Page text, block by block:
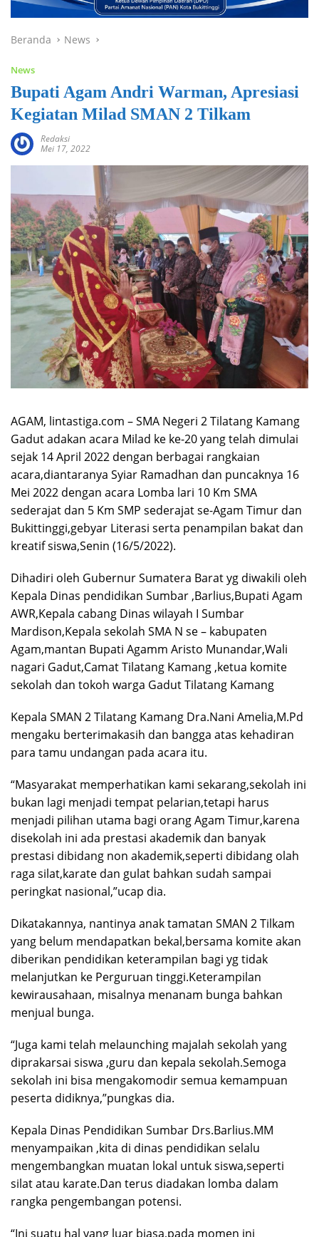
Beranda News
News
Bupati Agam Andri Warman, Apresiasi
Kegiatan Milad SMAN 2 Tilkam
Redaksi
Mei 17, 2022
AGAM, lintastiga.com – SMA Negeri 2 Tilatang Kamang
Gadut adakan acara Milad ke ke-20 yang telah dimulai
sejak 14 April 2022 dengan berbagai rangkaian
acara,diantaranya Syiar Ramadhan dan puncaknya 16
Mei 2022 dengan acara Lomba lari 10 Km SMA
sederajat dan 5 Km SMP sederajat se-Agam Timur dan
Bukittinggi,gebyar Literasi serta penampilan bakat dan
kreatif siswa,Senin (16/5/2022).
Dihadiri oleh Gubernur Sumatera Barat yg diwakili oleh
Kepala Dinas pendidikan Sumbar ,Barlius,Bupati Agam
AWR,Kepala cabang Dinas wilayah I Sumbar
Mardison,Kepala sekolah SMA N se – kabupaten
Agam,mantan Bupati Agamm Aristo Munandar,Wali
nagari Gadut,Camat Tilatang Kamang ,ketua komite
sekolah dan tokoh warga Gadut Tilatang Kamang
Kepala SMAN 2 Tilatang Kamang Dra.Nani Amelia,M.Pd
mengaku berterimakasih dan bangga atas kehadiran
para tamu undangan pada acara itu.
“Masyarakat memperhatikan kami sekarang,sekolah ini
bukan lagi menjadi tempat pelarian,tetapi harus
menjadi pilihan utama bagi orang Agam Timur,karena
disekolah ini ada prestasi akademik dan banyak
prestasi dibidang non akademik,seperti dibidang olah
raga silat,karate dan gulat bahkan sudah sampai
peringkat nasional,”ucap dia.
Dikatakannya, nantinya anak tamatan SMAN 2 Tilkam
yang belum mendapatkan bekal,bersama komite akan
diberikan pendidikan keterampilan bagi yg tidak
melanjutkan ke Perguruan tinggi.Keterampilan
kewirausahaan, misalnya menanam bunga bahkan
menjual bunga.
“Juga kami telah melaunching majalah sekolah yang
diprakarsai siswa ,guru dan kepala sekolah.Semoga
sekolah ini bisa mengakomodir semua kemampuan
peserta didiknya,”pungkas dia.
Kepala Dinas Pendidikan Sumbar Drs.Barlius.MM
menyampaikan ,kita di dinas pendidikan selalu
mengembangkan muatan lokal untuk siswa,seperti
silat atau karate.Dan terus diadakan lomba dalam
rangka pengembangan potensi.
“Ini suatu hal yang luar biasa,pada momen ini